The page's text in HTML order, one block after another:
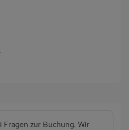
Fragen zur Buchung. Wir